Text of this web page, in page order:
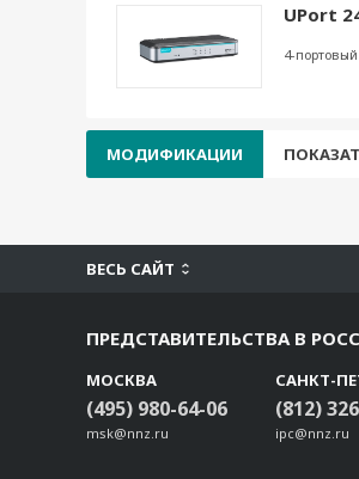
UPort
4-
МОДИФИКАЦИИ
ВЕСЬ САЙТ
ПРЕДСТАВИТЕЛЬСТВА В
МОСКВА
(495) 980-64-06
msk@nnz.ru
САНКТ-
(812)
ipc@nnz.ru